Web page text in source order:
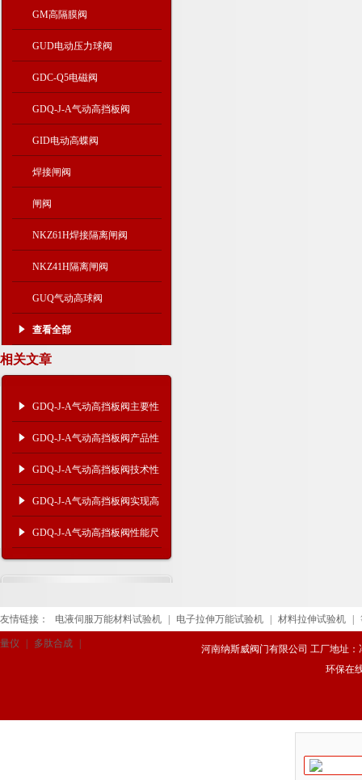
GM高隔膜阀
GUD电动压力球阀
GDC-Q5电磁阀
GDQ-J-A气动高挡板阀
GID电动高蝶阀
焊接闸阀
闸阀
NKZ61H焊接隔离闸阀
NKZ41H隔离闸阀
GUQ气动高球阀
查看全部
相关文章
GDQ-J-A气动高挡板阀主要性
能及连接尺寸
GDQ-J-A气动高挡板阀产品性
能及连接尺寸
GDQ-J-A气动高挡板阀技术性
能及外形尺寸
GDQ-J-A气动高挡板阀实现高
效可靠的压力控制
GDQ-J-A气动高挡板阀性能尺
寸
友情链接： 电液伺服万能材料试验机 电子拉伸万能试验机 材料拉伸试验机
量仪 多肽合成
河南纳斯威阀门有限公司 工厂地址：
环保在